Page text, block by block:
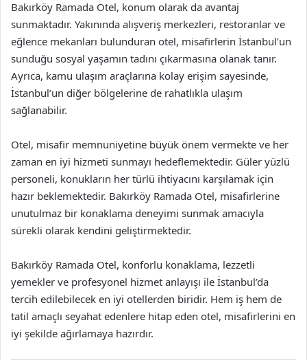
Bakırköy Ramada Otel, konum olarak da avantaj
sunmaktadır. Yakınında alışveriş merkezleri, restoranlar ve
eğlence mekanları bulunduran otel, misafirlerin İstanbul’un
sunduğu sosyal yaşamın tadını çıkarmasına olanak tanır.
Ayrıca, kamu ulaşım araçlarına kolay erişim sayesinde,
İstanbul’un diğer bölgelerine de rahatlıkla ulaşım
sağlanabilir.
Otel, misafir memnuniyetine büyük önem vermekte ve her
zaman en iyi hizmeti sunmayı hedeflemektedir. Güler yüzlü
personeli, konukların her türlü ihtiyacını karşılamak için
hazır beklemektedir. Bakırköy Ramada Otel, misafirlerine
unutulmaz bir konaklama deneyimi sunmak amacıyla
sürekli olarak kendini geliştirmektedir.
Bakırköy Ramada Otel, konforlu konaklama, lezzetli
yemekler ve profesyonel hizmet anlayışı ile İstanbul’da
tercih edilebilecek en iyi otellerden biridir. Hem iş hem de
tatil amaçlı seyahat edenlere hitap eden otel, misafirlerini en
iyi şekilde ağırlamaya hazırdır.